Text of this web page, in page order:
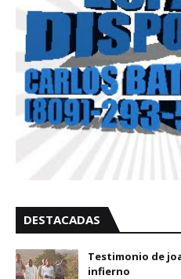
DESTACADAS
Testimonio de
infierno